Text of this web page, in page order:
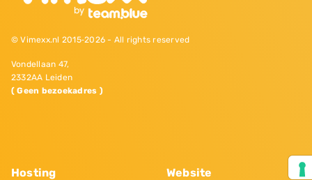
© Vimexx.nl 2015‐2026 - All rights reserved
Vondellaan 47,
2332AA Leiden
( Geen bezoekadres )
Hosting Website